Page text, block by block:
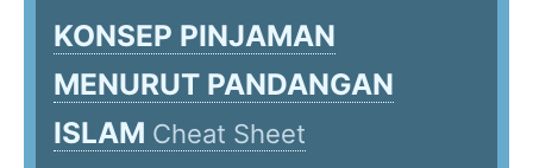
KONSEP PINJAMAN
MENURUT PANDANGAN
ISLAM Cheat Sheet